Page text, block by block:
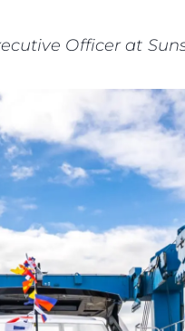
Officer at